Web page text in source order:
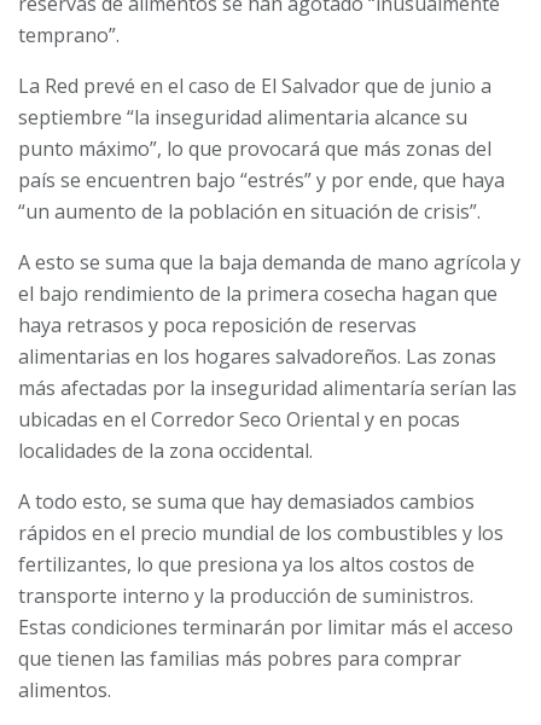
temprano”.
La Red prevé en el caso de El Salvador que de junio a
septiembre “la inseguridad alimentaria alcance su
punto máximo”, lo que provocará que más zonas del
país se encuentren bajo “estrés” y por ende, que haya
“un aumento de la población en situación de crisis”.
A esto se suma que la baja demanda de mano agrícola y
el bajo rendimiento de la primera cosecha hagan que
haya retrasos y poca reposición de reservas
alimentarias en los hogares salvadoreños. Las zonas
más afectadas por la inseguridad alimentaría serían las
ubicadas en el Corredor Seco Oriental y en pocas
localidades de la zona occidental.
A todo esto, se suma que hay demasiados cambios
rápidos en el precio mundial de los combustibles y los
fertilizantes, lo que presiona ya los altos costos de
transporte interno y la producción de suministros.
Estas condiciones terminarán por limitar más el acceso
que tienen las familias más pobres para comprar
alimentos.